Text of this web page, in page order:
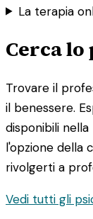
La terapia
Cerca lo
Trovare il
il benessere.
disponibili
l'opzione della
rivolgerti a
Vedi tutti gli